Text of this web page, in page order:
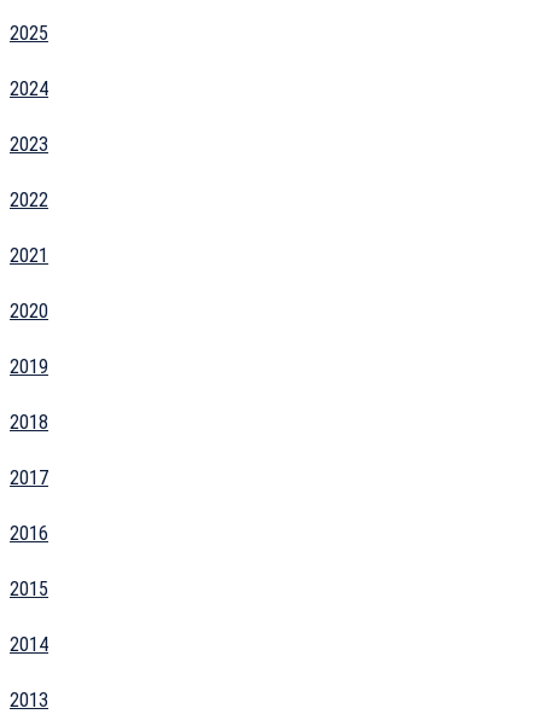
2025
2024
2023
2022
2021
2020
2019
2018
2017
2016
2015
2014
2013